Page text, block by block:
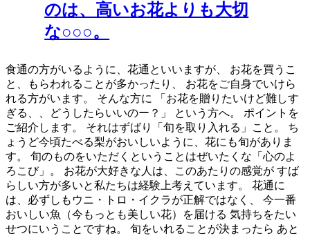
のは、高いお花よりも大切
な○○○。
食通の方がいるように、花通といいますが、 お花を買うこ
と、もらわれることが多かったり、 お花をご自身でいけら
れる方がいます。 そんな方に 「お花を贈りたいけど難しす
ぎる、、どうしたらいいのー？」 という方へ。 ポイントを
ご紹介します。 それはずばり「旬を取り入れる」こと。 ち
ょうど今頃たべる梨がおいしいように、花にも旬がありま
す。 旬のものをいただくということはぜいたくな「心のよ
ろこび」。 お花が大好きな人は、このあたりの感覚が すば
らしい方が多いと私たちは経験上考えています。 花通に
は、必ずしもウニ・トロ・イクラが正解ではなく、 今一番
おいしい魚（今もっとも美しい花）を届ける 気持ちをたい
せつにいうことですね。 旬をいれることが決まったら あと